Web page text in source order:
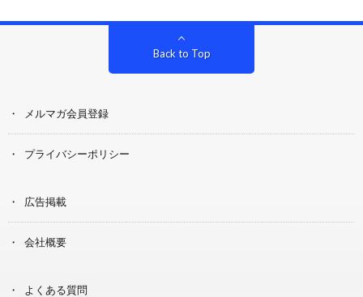
Back to Top
メルマガ会員登録
プライバシーポリシー
広告掲載
会社概要
よくある質問